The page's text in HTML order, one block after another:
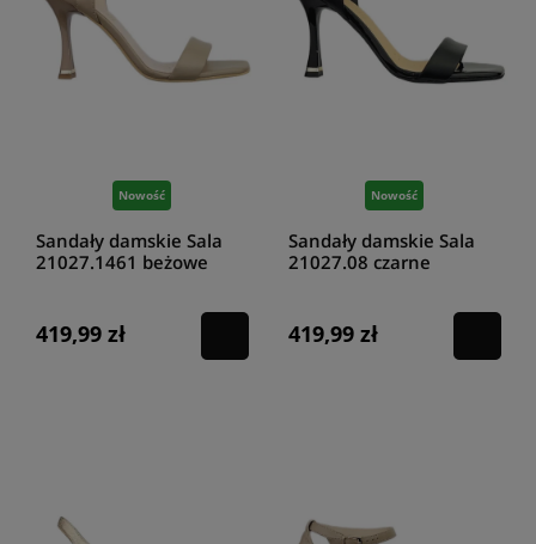
Nowość
Sandały damskie Sala
21027.1461 beżowe
419,99 zł
Nowość
Sandały damskie Sala
21027.08 czarne
419,99 zł